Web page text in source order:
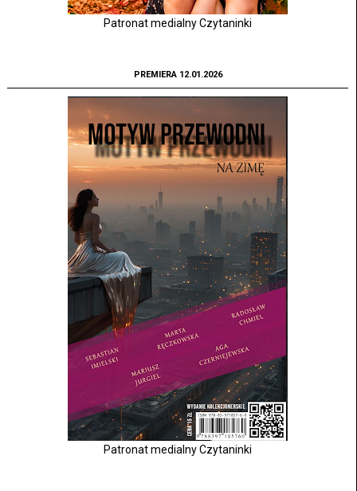
Patronat medialny Czytaninki
PREMIERA 12.01.2026
Patronat medialny Czytaninki